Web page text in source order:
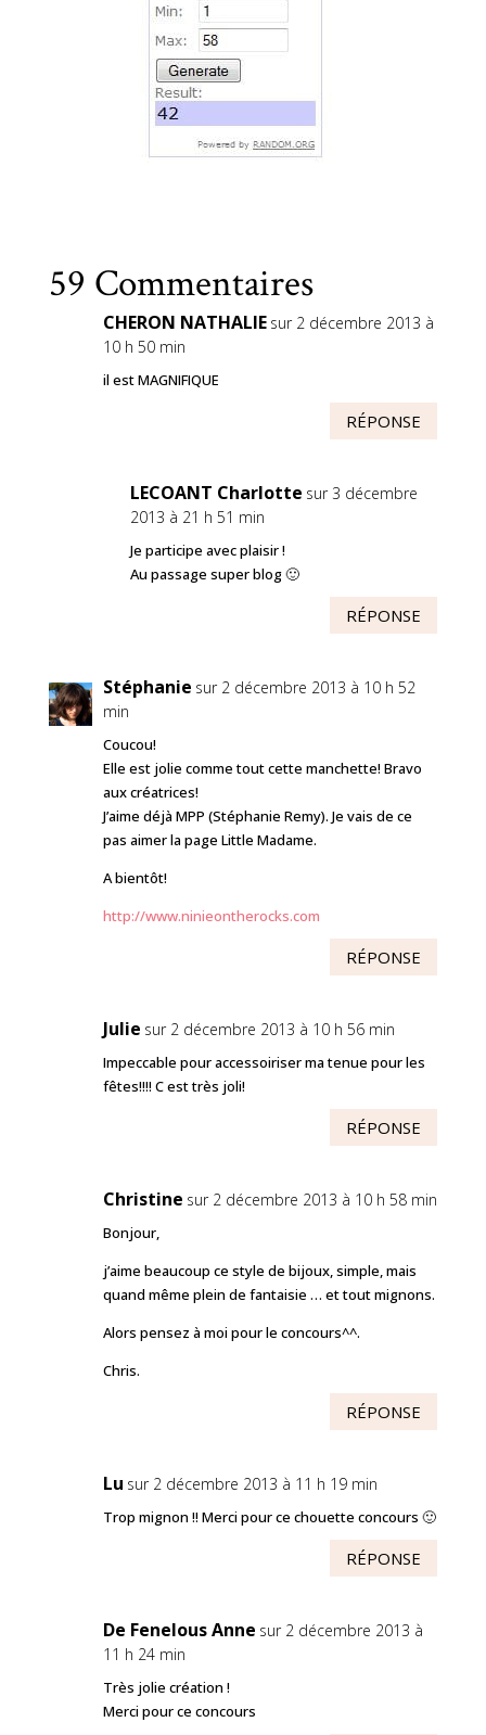
59 Commentaires
CHERON NATHALIE sur 2 décembre 2013 à
10 h 50 min
il est MAGNIFIQUE
RÉPONSE
LECOANT Charlotte sur 3 décembre
2013 à 21 h 51 min
Je participe avec plaisir !
Au passage super blog 🙂
RÉPONSE
Stéphanie sur 2 décembre 2013 à 10 h 52
min
Coucou!
Elle est jolie comme tout cette manchette! Bravo
aux créatrices!
J’aime déjà MPP (Stéphanie Remy). Je vais de ce
pas aimer la page Little Madame.
A bientôt!
http://www.ninieontherocks.com
RÉPONSE
Julie sur 2 décembre 2013 à 10 h 56 min
Impeccable pour accessoiriser ma tenue pour les
fêtes!!!! C est très joli!
RÉPONSE
Christine sur 2 décembre 2013 à 10 h 58 min
Bonjour,
j’aime beaucoup ce style de bijoux, simple, mais
quand même plein de fantaisie … et tout mignons.
Alors pensez à moi pour le concours^^.
Chris.
RÉPONSE
Lu sur 2 décembre 2013 à 11 h 19 min
Trop mignon !! Merci pour ce chouette concours 🙂
RÉPONSE
De Fenelous Anne sur 2 décembre 2013 à
11 h 24 min
Très jolie création !
Merci pour ce concours